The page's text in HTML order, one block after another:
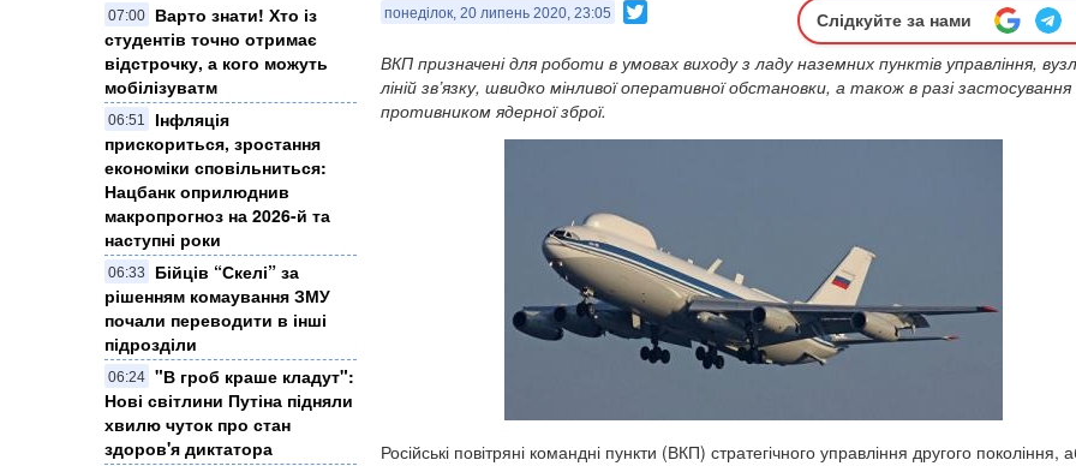
07:00
Варто знати! Хто із
студентів точно отримає
відстрочку, а кого можуть
мобілізуватм
06:51
Інфляція
прискориться, зростання
економіки сповільниться:
Нацбанк оприлюднив
макропрогноз на 2026-й та
наступні роки
06:33
Бійців “Скелі” за
рішенням комаування ЗМУ
почали переводити в інші
підрозділи
06:24 "В гроб краше кладут":
Нові світлини Путіна підняли
хвилю чуток про стан
здоров'я диктатора
понеділок, 20 липень 2020, 23:05 Слідкуйте за нами
ВКП призначені для роботи в умовах виходу з ладу наземних пунктів управління,
ліній зв’язку, швидко мінливої оперативної обстановки, а також в разі застосування
противником ядерної зброї.
Російські повітряні командні пункти (ВКП) стратегічного управління другого покоління,